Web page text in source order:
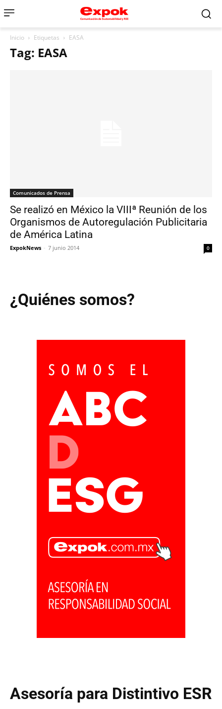
Inicio Etiquetas EASA
Tag: EASA
Comunicados de Prensa
Se realizó en México la VIIIª Reunión de los
Organismos de Autoregulación Publicitaria
de América Latina
ExpokNews - 7 junio 2014 0
¿Quiénes somos?
Asesoría para Distintivo ESR